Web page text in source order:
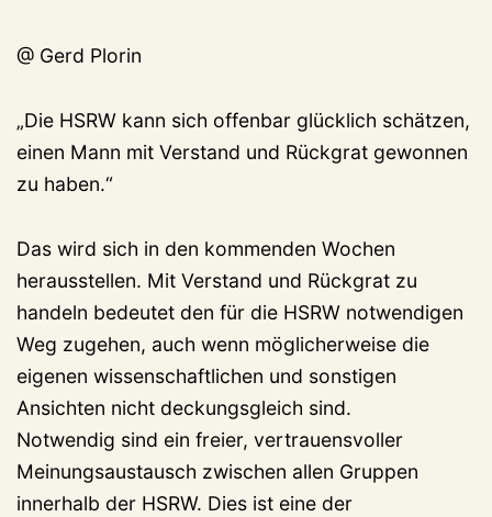
@ Gerd Plorin
„Die HSRW kann sich offenbar glücklich schätzen,
einen Mann mit Verstand und Rückgrat gewonnen
zu haben.“
Das wird sich in den kommenden Wochen
herausstellen. Mit Verstand und Rückgrat zu
handeln bedeutet den für die HSRW notwendigen
Weg zugehen, auch wenn möglicherweise die
eigenen wissenschaftlichen und sonstigen
Ansichten nicht deckungsgleich sind.
Notwendig sind ein freier, vertrauensvoller
Meinungsaustausch zwischen allen Gruppen
innerhalb der HSRW. Dies ist eine der